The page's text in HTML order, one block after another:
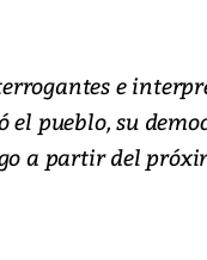
e
el pueblo, su
a partir del